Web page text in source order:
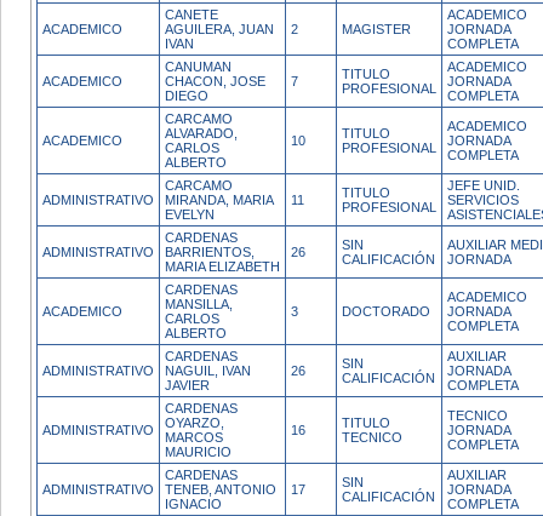
ACADEMICO
CANETE
AGUILERA, JUAN
IVAN
2 MAGISTER
ACADEMICO
JORNADA
COMPLETA
ACADEMICO
CANUMAN
CHACON, JOSE
DIEGO
7
TITULO
PROFESIONAL
ACADEMICO
JORNADA
COMPLETA
ACADEMICO
CARCAMO
ALVARADO,
CARLOS
ALBERTO
10
TITULO
PROFESIONAL
ACADEMICO
JORNADA
COMPLETA
ADMINISTRATIVO
CARCAMO
MIRANDA, MARIA
EVELYN
11
TITULO
PROFESIONAL
JEFE UNID.
SERVICIOS
ADMINISTRATIVO
CARDENAS
BARRIENTOS,
MARIA ELIZABETH
26
SIN
CALIFICACIÓN
AUXILIAR
JORNADA
ACADEMICO
CARDENAS
MANSILLA,
CARLOS
ALBERTO
3 DOCTORADO
ACADEMICO
JORNADA
COMPLETA
ADMINISTRATIVO
CARDENAS
NAGUIL, IVAN
JAVIER
26
SIN
CALIFICACIÓN
AUXILIAR
JORNADA
COMPLETA
ADMINISTRATIVO
CARDENAS
OYARZO,
MARCOS
MAURICIO
16
TITULO
TECNICO
TECNICO
JORNADA
COMPLETA
ADMINISTRATIVO
CARDENAS
TENEB, ANTONIO
IGNACIO
17
SIN
CALIFICACIÓN
AUXILIAR
JORNADA
COMPLETA